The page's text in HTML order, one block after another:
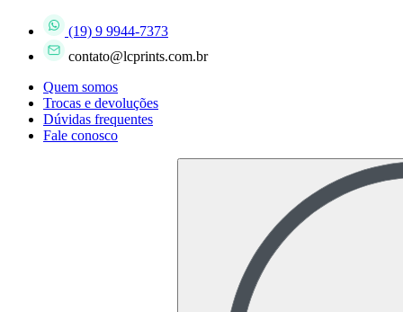
(19) 9 9944-7373
contato@lcprints.com.br
Quem somos
Trocas e devoluções
Dúvidas frequentes
Fale conosco